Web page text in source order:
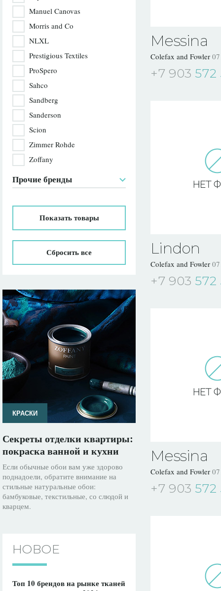
Manuel Canovas
Morris and Co
NLXL
Prestigious Textiles
ProSpero
Sahco
Sandberg
Sanderson
Scion
Zimmer Rohde
Zoffany
Прочие бренды
Показатьтовары
Сбросить все
КРАСКИ
Секреты отделки квартиры:
покраска ванной и кухни
Если обычные обои вам уже здорово
поднадоели, обратите внимание на
стильные натуральные обои:
бамбуковые, текстильные, со слюдой и
кварцем.
НОВОЕ
Топ 10 брендов на рынке тканей
Messina
Colefax and Fowler
+7 903 572
Lindon
Colefax and Fowler
+7 903 572
Messina
Colefax and Fowler
+7 903 572